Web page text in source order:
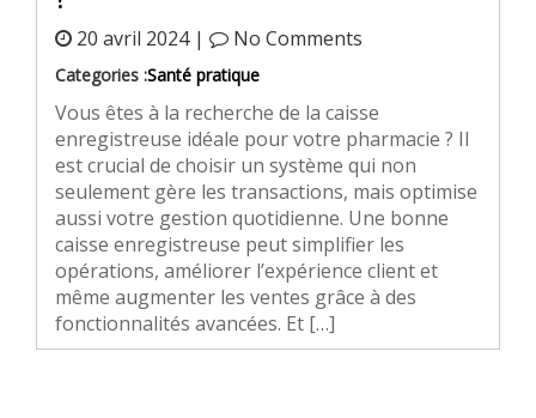
20 avril 2024 | No Comments
Categories :Santé pratique
Vous êtes à la recherche de la caisse
enregistreuse idéale pour votre pharmacie ? Il
est crucial de choisir un système qui non
seulement gère les transactions, mais optimise
aussi votre gestion quotidienne. Une bonne
caisse enregistreuse peut simplifier les
opérations, améliorer l’expérience client et
même augmenter les ventes grâce à des
fonctionnalités avancées. Et […]